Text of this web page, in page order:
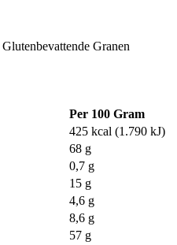
Granen
Per 100 Gram
425 kcal (1.790 kJ)
68 g
0,7 g
15 g
4,6 g
8,6 g
57 g